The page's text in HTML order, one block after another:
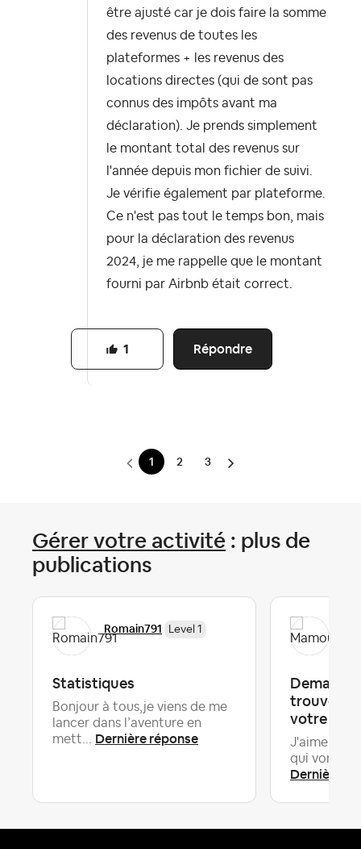
être ajusté car je dois faire la somme
des revenus de toutes les
plateformes + les revenus des
locations directes (qui de sont pas
connus des impôts avant ma
déclaration). Je prends simplement
le montant total des revenus sur
l'année depuis mon fichier de suivi.
Je vérifie également par plateforme.
Ce n'est pas tout le temps bon, mais
pour la déclaration des revenus
2024, je me rappelle que le montant
fourni par Airbnb était correct.
Répondre
1
1 2 3
Gérer votre activité : plus de
publications
Romain791 Level 1
Statistiques
Bonjour à tous,je viens de me
lancer dans l’aventure en
mett... Dernière réponse
trouver
votre site
J'aimerais
qui vont
Dernière